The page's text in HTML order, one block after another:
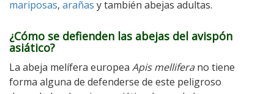
mariposas, arañas y también abejas adultas.
¿Cómo se defienden las abejas del avispón
asiático?
La abeja melífera europea Apis melliferano tiene
forma alguna de defenderse de este peligroso